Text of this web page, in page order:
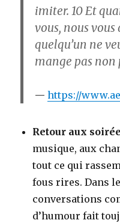
imiter.10Et
vous, nous
quelqu’un ne
mange pas non
https://
Retour aux
musique, aux
tout ce qui
fous rires. Dans
conversations
d’humour fait